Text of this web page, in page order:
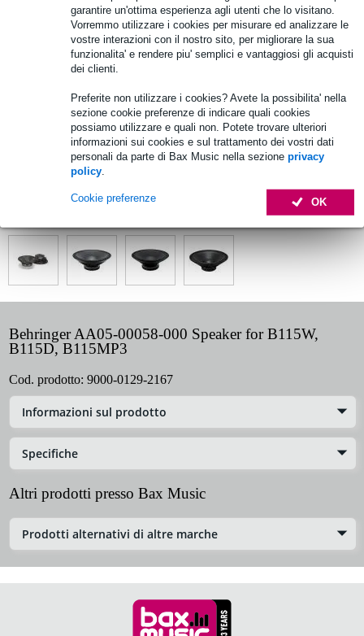
garantire un'ottima esperienza agli utenti che lo visitano.
Vorremmo utilizzare i cookies per misurare ed analizzare le
vostre interazioni con il nostro sito, per migliorare la sua
funzionalita' e rendere piu' semplici e vantaggiosi gli acquisti
dei clienti.
Preferite non utilizzare i cookies? Avete la possibilita' nella
sezione cookie preferenze di indicare quali cookies
possiamo utilizzare e quali non. Potete trovare ulteriori
informazioni sui cookies e sul trattamento dei vostri dati
personali da parte di Bax Music nella sezione privacy
policy
OK
Cookie preferenze
Oltre 48.000 articoli disponibili
1.250 marchi leader
Informazioni sul prodotto
pezzo di ricambio
altoparlante per sistemi Behringer B115W, B115D o B115MP3
Specifiche complete
Behringer AA05-00058-000 Speaker for B115W,
B115D, B115MP3
Cod. prodotto: 9000-0129-2167
Informazioni sul prodotto
Specifiche
Altri prodotti presso Bax Music
Prodotti alternativi di altre marche